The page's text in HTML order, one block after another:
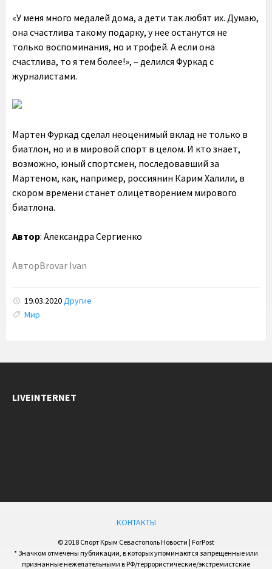
«У меня много медалей дома, а дети так любят их. Думаю,
она счастлива такому подарку, у нее останутся не
только воспоминания, но и трофей. А если она
счастлива, то я тем более!», – делился Фуркад с
журналистами.
Мартен Фуркад сделал неоценимый вклад не только в
биатлон, но и в мировой спорт в целом. И кто знает,
возможно, юный спортсмен, последовавший за
Мартеном, как, например, россиянин Карим Халили, в
скором времени станет олицетворением мирового
биатлона.
Автор: Александра Сергиенко
АвторBrovar Ivan
19.03.2020Другие
Tags:
Мир
LIVEINTERNET
КОНТАКТЫ
© 2018 Спорт Крым Севастополь Новости | ForPost
* Значком отмечены публикации, в которых упоминаются запрещенные или
признанные нежелательными в РФ/террористические/экстремистские